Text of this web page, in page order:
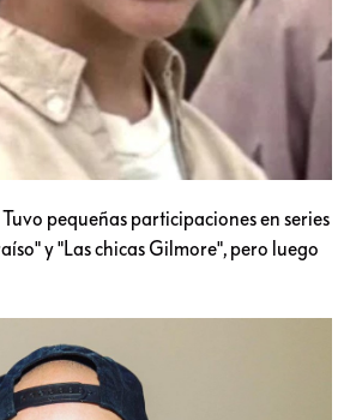
pequeñas participaciones en series
y "Las chicas Gilmore", pero luego